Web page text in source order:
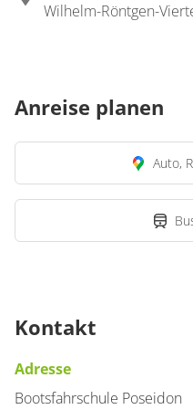
Wilhelm-Röntgen-
Anreise planen
Auto,
Kontakt
Adresse
Bootsfahrschule Poseidon